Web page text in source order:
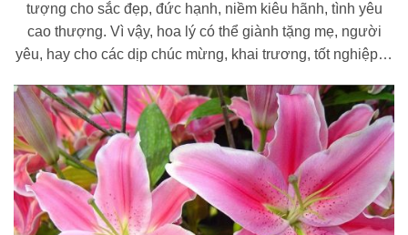
tượng cho sắc đẹp, đức hạnh, niềm kiêu hãnh, tình yêu
cao thượng. Vì vậy, hoa lý có thể giành tặng mẹ, người
yêu, hay cho các dịp chúc mừng, khai trương, tốt nghiệp…